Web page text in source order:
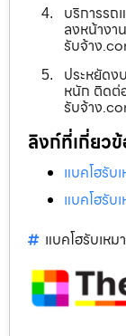
บริการร
ลงหน้างา
รับจ้าง
ประหยัดง
หนัก ติดต่
รับจ้าง
ลิงก์ที่เกี่ยว
แบคโฮรับ
แบคโฮรับ
แบคโฮรับเห